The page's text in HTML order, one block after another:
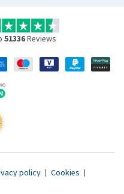
51336Reviews
policy | Cookies |